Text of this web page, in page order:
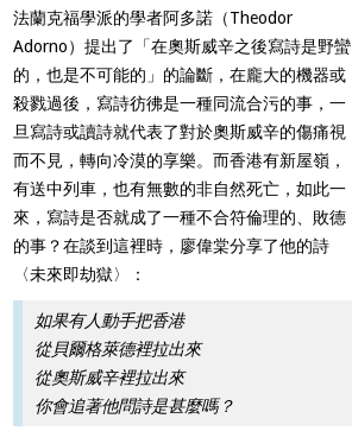
法蘭克福學派的學者阿多諾（Theodor
Adorno）提出了「在奧斯威辛之後寫詩是野蠻
的，也是不可能的」的論斷，在龐大的機器或
殺戮過後，寫詩彷彿是一種同流合污的事，一
旦寫詩或讀詩就代表了對於奧斯威辛的傷痛視
而不見，轉向冷漠的享樂。而香港有新屋嶺，
有送中列車，也有無數的非自然死亡，如此一
來，寫詩是否就成了一種不合符倫理的、敗德
的事？在談到這裡時，廖偉棠分享了他的詩
〈未來即劫獄〉：
如果有人動手把香港
從貝爾格萊德裡拉出來
從奧斯威辛裡拉出來
你會追著他問詩是甚麼嗎？